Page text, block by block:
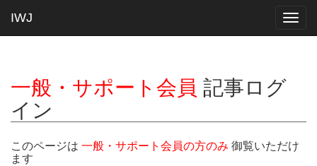
IWJ
一般・サポート会員 記事ログ
イン
このページは 一般・サポート会員の方のみ 御覧いただけ
ます